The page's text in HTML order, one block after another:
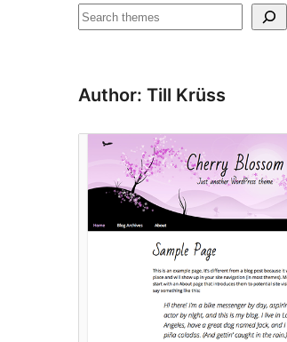
Търсене
Author: Till Krüss